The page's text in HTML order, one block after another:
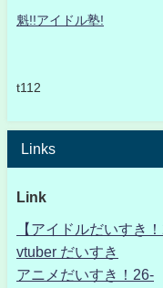
魁!!アイドル塾!
t112
Links
Link
【アイドルだいすき
vtuber だいすき
アニメだいすき！26-